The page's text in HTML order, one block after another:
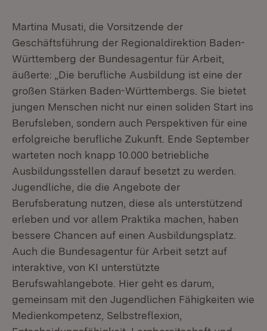
Martina Musati, die Vorsitzende der
Geschäftsführung der Regionaldirektion Baden-
Württemberg der Bundesagentur für Arbeit,
äußerte: „Die berufliche Ausbildung ist eine der
großen Stärken Baden-Württembergs. Sie bietet
jungen Menschen nicht nur einen soliden Start ins
Berufsleben, sondern auch Perspektiven für eine
erfolgreiche berufliche Zukunft. Ende September
warteten noch knapp 10.000 betriebliche
Ausbildungsstellen darauf besetzt zu werden.
Jugendliche, die die Angebote der
Berufsberatung nutzen, diese als unterstützend
erleben und vor allem Praktika machen, haben
bessere Chancen auf einen Ausbildungsplatz.
Auch die Bundesagentur für Arbeit setzt auf
interaktive, von KI unterstützte
Berufswahlangebote. Hier geht es darum,
gemeinsam mit den Jugendlichen Fähigkeiten wie
Medienkompetenz, Selbstreflexion,